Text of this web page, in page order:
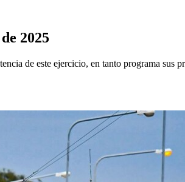
2025
de este ejercicio, en tanto programa sus